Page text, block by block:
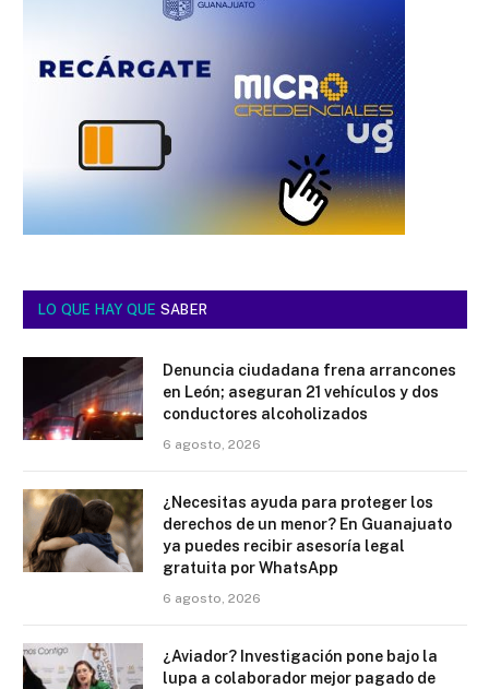
LO QUE HAY QUE SABER
Denuncia ciudadana frena arrancones
en León; aseguran 21 vehículos y dos
conductores alcoholizados
6 agosto, 2026
¿Necesitas ayuda para proteger los
derechos de un menor? En Guanajuato
ya puedes recibir asesoría legal
gratuita por WhatsApp
6 agosto, 2026
¿Aviador? Investigación pone bajo la
lupa a colaborador mejor pagado de